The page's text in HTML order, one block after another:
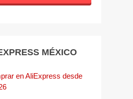
MÉXICO
en AliExpress desde